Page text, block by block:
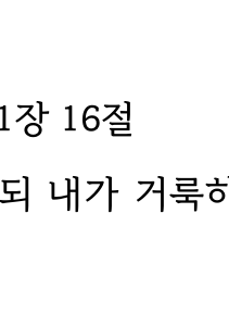
장 16절
내가 거룩